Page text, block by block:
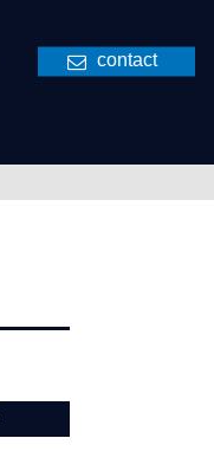
contact